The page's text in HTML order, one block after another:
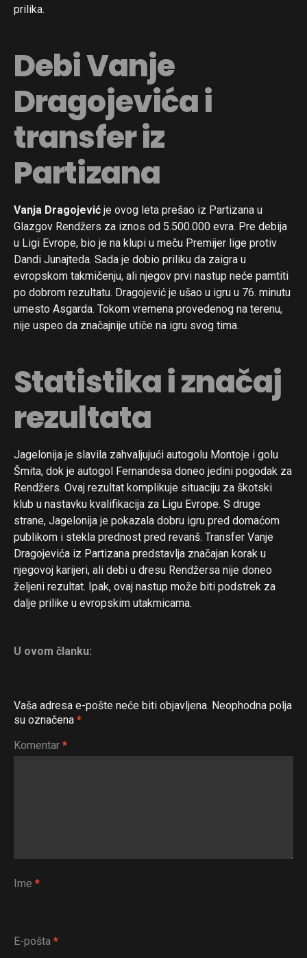
prilika.
Debi Vanje
Dragojevića i
transfer iz
Partizana
Vanja Dragojević je ovog leta prešao iz Partizana u
Glazgov Rendžers za iznos od 5.500.000 evra. Pre debija
u Ligi Evrope, bio je na klupi u meču Premijer lige protiv
Dandi Junajteda. Sada je dobio priliku da zaigra u
evropskom takmičenju, ali njegov prvi nastup neće pamtiti
po dobrom rezultatu. Dragojević je ušao u igru u 76. minutu
umesto Asgarda. Tokom vremena provedenog na terenu,
nije uspeo da značajnije utiče na igru svog tima.
Statistika i značaj
rezultata
Jagelonija je slavila zahvaljujući autogolu Montoje i golu
Šmita, dok je autogol Fernandesa doneo jedini pogodak za
Rendžers. Ovaj rezultat komplikuje situaciju za škotski
klub u nastavku kvalifikacija za Ligu Evrope. S druge
strane, Jagelonija je pokazala dobru igru pred domaćom
publikom i stekla prednost pred revanš. Transfer Vanje
Dragojevića iz Partizana predstavlja značajan korak u
njegovoj karijeri, ali debi u dresu Rendžersa nije doneo
željeni rezultat. Ipak, ovaj nastup može biti podstrek za
dalje prilike u evropskim utakmicama.
U ovom članku:
Vaša adresa e-pošte neće biti objavljena. Neophodna polja
su označena *
Komentar *
Ime *
E-pošta *